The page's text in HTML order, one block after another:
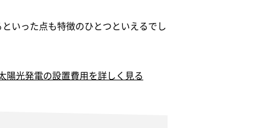
いった点も特徴のひとつといえるでし
陽光発電の設置費用を詳しく見る